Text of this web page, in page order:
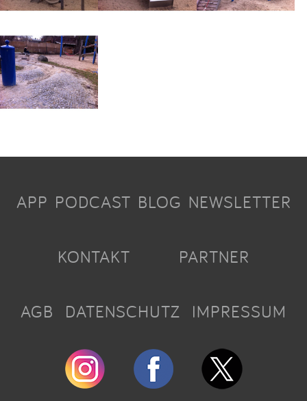
APP PODCAST BLOG NEWSLETTER
KONTAKT PARTNER
AGB DATENSCHUTZ IMPRESSUM